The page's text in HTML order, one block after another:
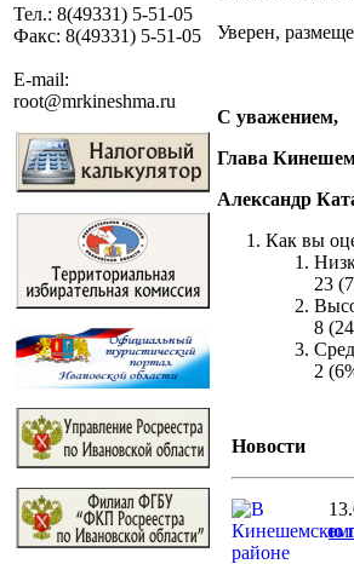
Тел.: 8(49331) 5-51-05
Факс: 8(49331) 5-51-05
E-mail:
root@mrkineshma.ru
Уверен,
С уважением,
Глава
Александр
Как вы
23
8
2
Новости
ю